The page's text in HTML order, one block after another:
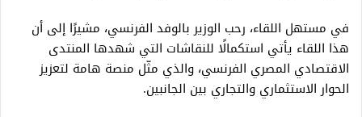
في مستهل اللقاء، رحب الوزير بالوفد الفرنسي، مشيرًا إلى أن
هذا اللقاء يأتي استكمالًا للنقاشات التي شهدها المنتدى
الاقتصادي المصري الفرنسي، والذي مثّل منصة هامة لتعزيز
الحوار الاستثماري والتجاري بين الجانبين.